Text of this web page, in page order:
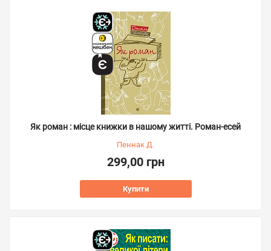
Як роман : місце книжки в нашому житті. Роман-есей
Пеннак Д.
299,00 грн
Купити